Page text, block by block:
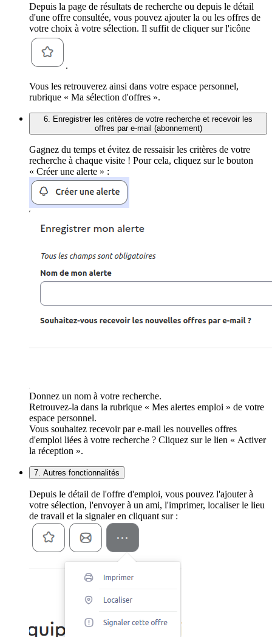
Depuis la page de résultats de recherche ou depuis le détail
d'une offre consultée, vous pouvez ajouter la ou les offres de
votre choix à votre sélection. Il suffit de cliquer sur l'icône
.
Vous les retrouverez ainsi dans votre espace personnel,
rubrique « Ma sélection d'offres ».
6. Enregistrer les critères de votre recherche et recevoir les
offres par e-mail (abonnement)
Gagnez du temps et évitez de ressaisir les critères de votre
recherche à chaque visite ! Pour cela, cliquez sur le bouton
« Créer une alerte » :
Donnez un nom à votre recherche.
Retrouvez-la dans la rubrique « Mes alertes emploi » de votre
espace personnel.
Vous souhaitez recevoir par e-mail les nouvelles offres
d'emploi liées à votre recherche ? Cliquez sur le lien « Activer
la réception ».
7. Autres fonctionnalités
Depuis le détail de l'offre d'emploi, vous pouvez l'ajouter à
votre sélection, l'envoyer à un ami, l'imprimer, localiser le lieu
de travail et la signaler en cliquant sur :